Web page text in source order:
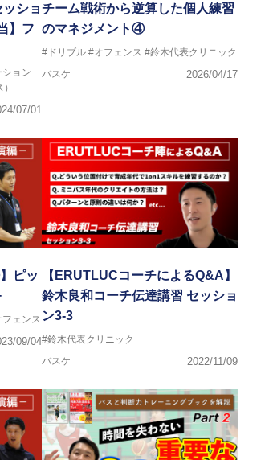
ショ
】フ
ョン
07/01
チーム戦術から逆算した個人練習
のマネジメント④
#ドリブル #オフェンス #鈴木代表クリニック
バスケ
2026/04/17
ピッ
ェンス
09/04
【ERUTLUCコーチによるQ&A】
鈴木良和コーチ伝達講習 セッショ
ン3-3
#鈴木代表クリニック
バスケ
2022/11/09